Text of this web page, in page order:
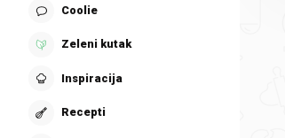
Coolie
Zeleni kutak
Inspiracija
Recepti